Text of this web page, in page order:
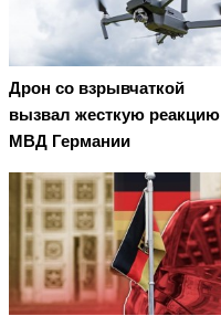
Дрон со взрывчаткой
вызвал жесткую реакцию
МВД Германии